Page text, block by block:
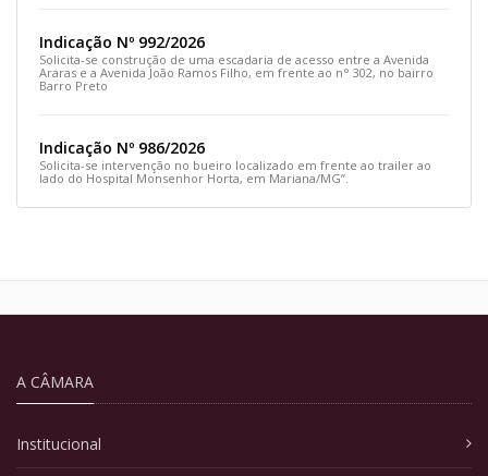
Indicação Nº 992/2026
Solicita-se construção de uma escadaria de acesso entre a Avenida
Araras e a Avenida João Ramos Filho, em frente ao n° 302, no bairro
Barro Preto
Indicação Nº 986/2026
Solicita-se intervenção no bueiro localizado em frente ao trailer ao
lado do Hospital Monsenhor Horta, em Mariana/MG”.
A CÂMARA
Institucional